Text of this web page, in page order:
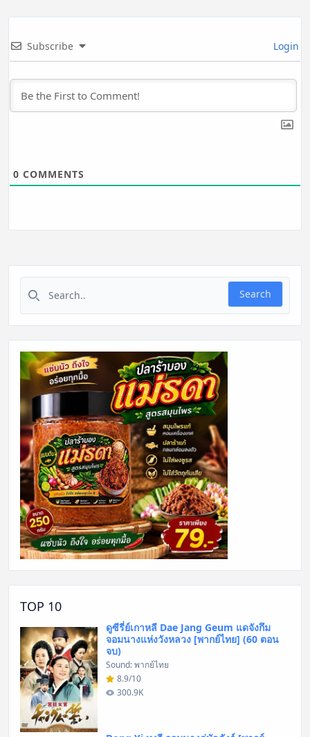
Subscribe Login
0 COMMENTS
Search
TOP 10
ดูซีรี่ย์เกาหลี Dae Jang Geum แดจังกึม
จอมนางแห่งวังหลวง [พากย์ไทย] (60 ตอน
จบ)
Sound: พากย์ไทย
8.9/10
300.9K